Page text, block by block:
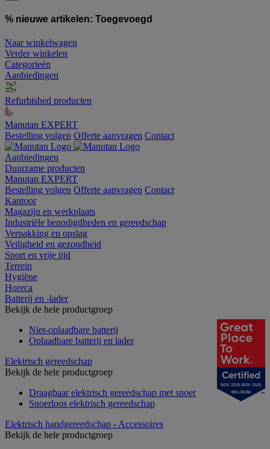
% nieuwe artikelen: Toegevoegd
Naar winkelwagen
Verder winkelen
Categorieën
Aanbiedingen
Refurbished producten
Manutan EXPERT
Bestelling volgen Offerte aanvragen Contact
Aanbiedingen
Duurzame producten
Manutan EXPERT
Bestelling volgen Offerte aanvragen Contact
Kantoor
Magazijn en werkplaats
Industriële benodigdheden en gereedschap
Verpakking en opslag
Veiligheid en gezondheid
Sport en vrije tijd
Terrein
Hygiëne
Horeca
Batterij en -lader
Bekijk de hele productgroep
Niet-oplaadbare batterij
Oplaadbare batterij en lader
Elektrisch gereedschap
Bekijk de hele productgroep
Draagbaar elektrisch gereedschap met snoer
Snoerloos elektrisch gereedschap
Elektrisch handgereedschap - Accessoires
Bekijk de hele productgroep
NOV 2025-NOV 2026
BELGIUM